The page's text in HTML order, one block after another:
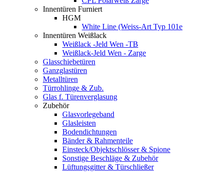
Innentüren Furniert
HGM
White Line (Weiss-Art Typ 101e
Innentüren Weißlack
Weißlack -Jeld Wen -TB
Weißlack-Jeld Wen - Zarge
Glasschiebetüren
Ganzglastüren
Metalltüren
Türrohlinge & Zub.
Glas f. Türenverglasung
Zubehör
Glasvorlegeband
Glasleisten
Bodendichtungen
Bänder & Rahmenteile
Einsteck/Objektschlösser & Spione
Sonstige Beschläge & Zubehör
Lüftungsgitter & Türschließer